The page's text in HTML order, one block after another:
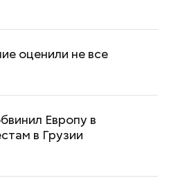
оценили не все
Европу в
в Грузии